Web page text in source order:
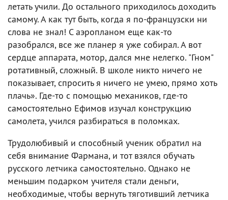
летать учили. До остального приходилось доходить
самому. А как тут быть, когда я по-французски ни
слова не знал! С аэропланом еще как-то
разобрался, все же планер я уже собирал. А вот
сердце аппарата, мотор, дался мне нелегко. "Гном"
ротативный, сложный. В школе никто ничего не
показывает, спросить я ничего не умею, прямо хоть
плачь». Где-то с помощью механиков, где-то
самостоятельно Ефимов изучал конструкцию
самолета, учился разбираться в поломках.
Трудолюбивый и способный ученик обратил на
себя внимание Фармана, и тот взялся обучать
русского летчика самостоятельно. Однако не
меньшим подарком учителя стали деньги,
необходимые, чтобы вернуть тяготивший летчика